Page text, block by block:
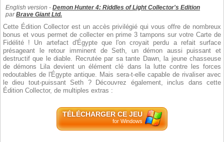
English version - Demon Hunter 4: Riddles of Light Collector's Edition
parBrave Giant Ltd.
Cette Édition Collector est un accès privilégié qui vous offre de nombreux
bonus et vous permet de collecter en prime 3 tampons sur votre Carte de
Fidélité ! Un artefact d'Égypte que l'on croyait perdu a refait surface
présageant le retour imminent de Seth, un démon aussi puissant et
destructif que le diable. Recrutée par sa tante Dawn, la jeune chasseuse
de démons Lila devient un élément clé dans la lutte contre les forces
redoutables de l'Égypte antique. Mais sera-t-elle capable de rivaliser avec
le dieu tout-puissant Seth ? Découvrez également, inclus dans cette
Édition Collector, de multiples extras :
TÉLÉCHARGER CE JEU
for Windows